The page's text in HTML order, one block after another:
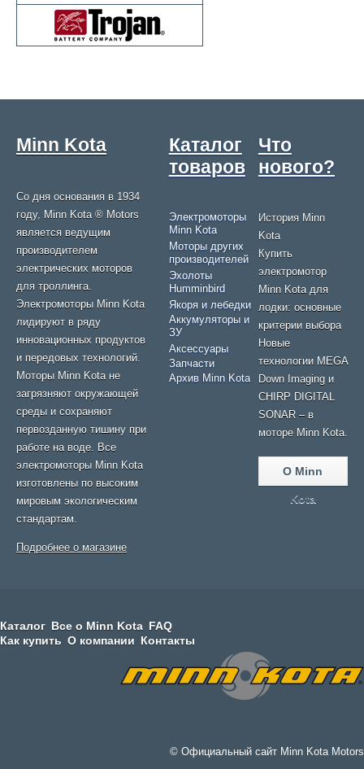
Minn Kota
Со дня основания в 1934
году, Minn Kota ® Motors
является ведущим
производителем
электрических моторов
для троллинга.
Электромоторы Minn Kota
лидируют в ряду
инновационных продуктов
и передовых технологий.
Моторы Minn Kota не
загрязняют окружающей
среды и сохраняют
первозданную тишину при
работе на воде. Все
электромоторы Minn Kota
изготовлены по высоким
мировым экологическим
стандартам.
Подробнее о магазине
Что
нового?
История Minn
Kota
Купить
электромотор
Minn Kota для
лодки: основные
критерии выбора
Новые
технологии MEGA
Down Imaging и
CHIRP DIGITAL
SONAR – в
моторе Minn Kota.
О Minn
Kota
Каталог
товаров
Электромоторы
Minn Kota
Моторы других
производителей
Эхолоты
Humminbird
Якоря и лебедки
Аккумуляторы и
ЗУ
Аксессуары
Запчасти
Архив Minn Kota
Каталог Все о Minn Kota FAQ
Как купить О компании Контакты
© Официальный сайт Minn Kota Motors